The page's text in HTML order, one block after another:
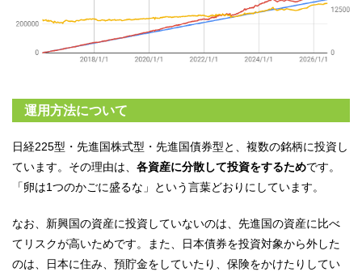
運用方法について
日経225型・先進国株式型・先進国債券型と、複数の銘柄に投資し
ています。その理由は、 各資産に分散して投資をするためです。
「卵は1つのかごに盛るな」という言葉どおりにしています。
なお、新興国の資産に投資していないのは、先進国の資産に比べ
てリスクが高いためです。また、日本債券を投資対象から外した
のは、日本に住み、預貯金をしていたり、保険をかけたりしてい